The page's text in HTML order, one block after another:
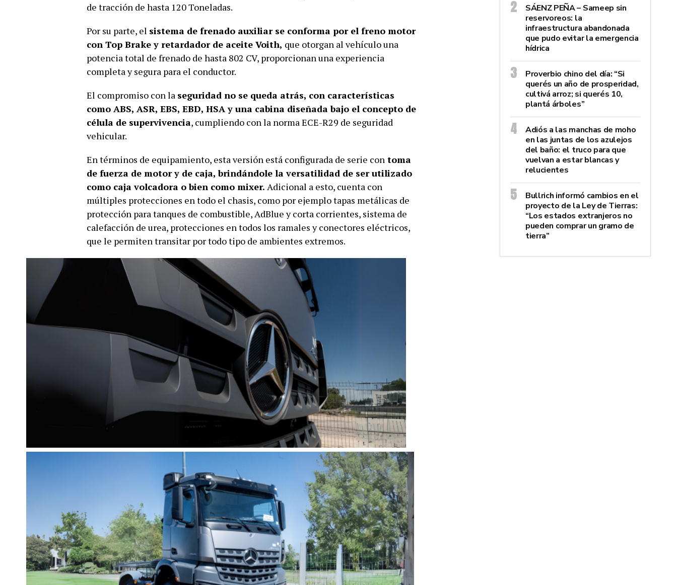
de tracción de hasta 120 Toneladas.
Por su parte, el sistema de frenado auxiliar se conforma por el freno motor
con Top Brake y retardador de aceite Voith, que otorgan al vehículo una
potencia total de frenado de hasta 802 CV, proporcionan una experiencia
completa y segura para el conductor.
El compromiso con la seguridad no se queda atrás, con características
como ABS, ASR, EBS, EBD, HSA y una cabina diseñada bajo el concepto de
célula de supervivencia, cumpliendo con la norma ECE-R29 de seguridad
vehicular.
En términos de equipamiento, esta versión está configurada de serie con toma
de fuerza de motor y de caja, brindándole la versatilidad de ser utilizado
como caja volcadora o bien como mixer. Adicional a esto, cuenta con
múltiples protecciones en todo el chasis, como por ejemplo tapas metálicas de
protección para tanques de combustible, AdBlue y corta corrientes, sistema de
calefacción de urea, protecciones en todos los ramales y conectores eléctricos,
que le permiten transitar por todo tipo de ambientes extremos.
SÁENZ PEÑA – Sameep sin
reservoreos: la
infraestructura abandonada
que pudo evitar la emergencia
hídrica
Proverbio chino del día: “Si
querés un año de prosperidad,
cultivá arroz; si querés 10,
plantá árboles”
Adiós a las manchas de moho
en las juntas de los azulejos
del baño: el truco para que
vuelvan a estar blancas y
relucientes
Bullrich informó cambios en el
proyecto de la Ley de Tierras:
“Los estados extranjeros no
pueden comprar un gramo de
tierra”